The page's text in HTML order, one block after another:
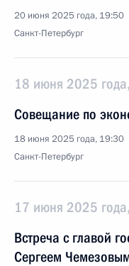
20 июня 2025 года, 19:50
Санкт-Петербург
18 июня 2025
Совещание по
18 июня 2025 года, 19:30
Санкт-Петербург
17 июня 2025
Встреча с главой
Сергеем